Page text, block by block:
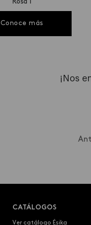
Rosa 1
Conoce más
¡Nos
CATÁLOGOS
Ver catálogo Ésika